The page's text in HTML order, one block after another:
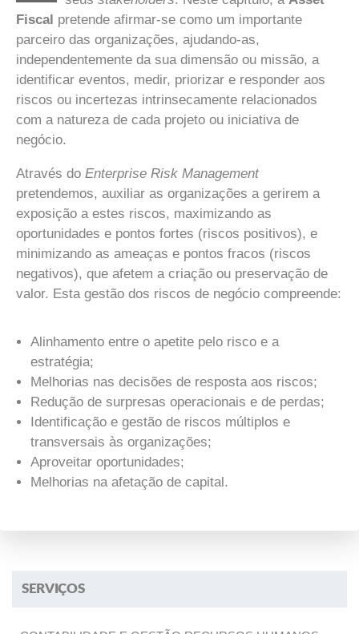
Fiscal pretende afirmar-se como um importante
parceiro das organizações, ajudando-as,
independentemente da sua dimensão ou missão, a
identificar eventos, medir, priorizar e responder aos
riscos ou incertezas intrinsecamente relacionados
com a natureza de cada projeto ou iniciativa de
negócio.
Através do Enterprise Risk Management
pretendemos, auxiliar as organizações a gerirem a
exposição a estes riscos, maximizando as
oportunidades e pontos fortes (riscos positivos), e
minimizando as ameaças e pontos fracos (riscos
negativos), que afetem a criação ou preservação de
valor. Esta gestão dos riscos de negócio compreende:
Alinhamento entre o apetite pelo risco e a
estratégia;
Melhorias nas decisões de resposta aos riscos;
Redução de surpresas operacionais e de perdas;
Identificação e gestão de riscos múltiplos e
transversais às organizações;
Aproveitar oportunidades;
Melhorias na afetação de capital.
SERVIÇOS